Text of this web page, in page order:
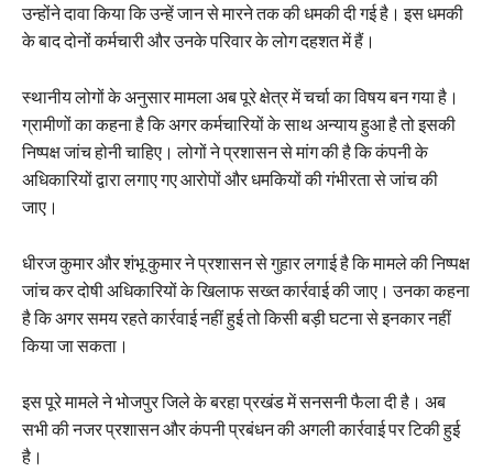
उन्होंने दावा किया कि उन्हें जान से मारने तक की धमकी दी गई है। इस धमकी
के बाद दोनों कर्मचारी और उनके परिवार के लोग दहशत में हैं।
स्थानीय लोगों के अनुसार मामला अब पूरे क्षेत्र में चर्चा का विषय बन गया है।
ग्रामीणों का कहना है कि अगर कर्मचारियों के साथ अन्याय हुआ है तो इसकी
निष्पक्ष जांच होनी चाहिए। लोगों ने प्रशासन से मांग की है कि कंपनी के
अधिकारियों द्वारा लगाए गए आरोपों और धमकियों की गंभीरता से जांच की
जाए।
धीरज कुमार और शंभू कुमार ने प्रशासन से गुहार लगाई है कि मामले की निष्पक्ष
जांच कर दोषी अधिकारियों के खिलाफ सख्त कार्रवाई की जाए। उनका कहना
है कि अगर समय रहते कार्रवाई नहीं हुई तो किसी बड़ी घटना से इनकार नहीं
किया जा सकता।
इस पूरे मामले ने भोजपुर जिले के बरहा प्रखंड में सनसनी फैला दी है। अब
सभी की नजर प्रशासन और कंपनी प्रबंधन की अगली कार्रवाई पर टिकी हुई
है।